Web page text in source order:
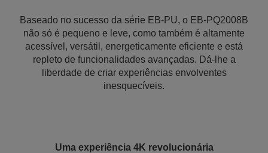
Baseado no sucesso da série EB-PU, o EB-PQ2008B
não só é pequeno e leve, como também é altamente
acessível, versátil, energeticamente eficiente e está
repleto de funcionalidades avançadas. Dá-lhe a
liberdade de criar experiências envolventes
inesquecíveis.
Uma experiência 4K revolucionária